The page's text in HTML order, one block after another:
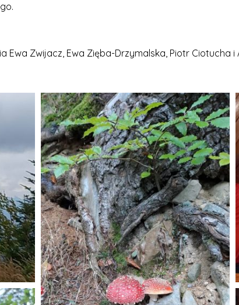
Ewa Zwijacz, Ewa Zięba-Drzymalska, Piotr Ciotucha i